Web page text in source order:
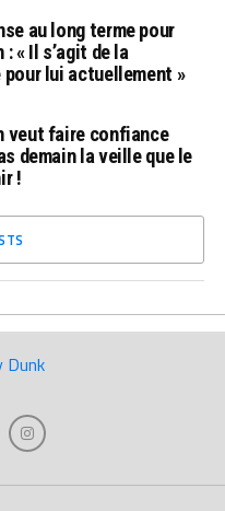
au long terme pour
« Il s’agit de la
lui actuellement »
veut faire confiance
demain la veille que le
!